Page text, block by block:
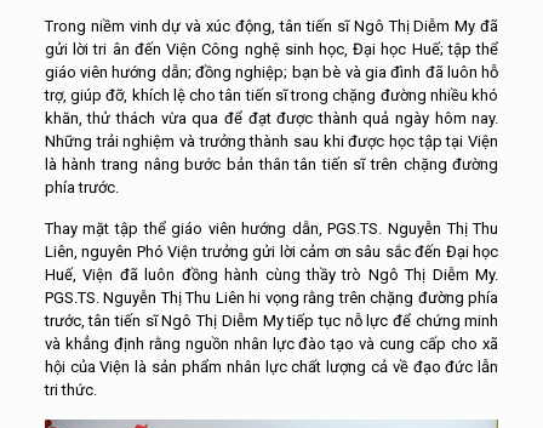
Trong niềm vinh dự và xúc động, tân tiến sĩ Ngô Thị Diễm My đã
gửi lời tri ân đến Viện Công nghệ sinh học, Đại học Huế; tập thể
giáo viên hướng dẫn; đồng nghiệp; bạn bè và gia đình đã luôn hỗ
trợ, giúp đỡ, khích lệ cho tân tiến sĩ trong chặng đường nhiều khó
khăn, thử thách vừa qua để đạt được thành quả ngày hôm nay.
Những trải nghiệm và trưởng thành sau khi được học tập tại Viện
là hành trang nâng bước bản thân tân tiến sĩ trên chặng đường
phía trước.
Thay mặt tập thể giáo viên hướng dẫn, PGS.TS. Nguyễn Thị Thu
Liên, nguyên Phó Viện trưởng gửi lời cảm ơn sâu sắc đến Đại học
Huế, Viện đã luôn đồng hành cùng thầy trò Ngô Thị Diễm My.
PGS.TS. Nguyễn Thị Thu Liên hi vọng rằng trên chặng đường phía
trước, tân tiến sĩ Ngô Thị Diễm My tiếp tục nỗ lực để chứng minh
và khẳng định rằng nguồn nhân lực đào tạo và cung cấp cho xã
hội của Viện là sản phẩm nhân lực chất lượng cả về đạo đức lẫn
tri thức.